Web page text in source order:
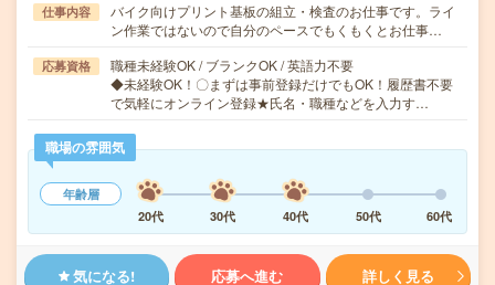
仕事内容
バイク向けプリント基板の組立・検査のお仕事です。ライ
ン作業ではないので自分のペースでもくもくとお仕事…
応募資格
職種未経験OK / ブランクOK / 英語力不要
◆未経験OK！〇まずは事前登録だけでもOK！履歴書不要
で気軽にオンライン登録★氏名・職種などを入力す…
職場の雰囲気
年齢層
20代
30代 40代 50代 60代
気になる! 応募へ進む 詳しく見る